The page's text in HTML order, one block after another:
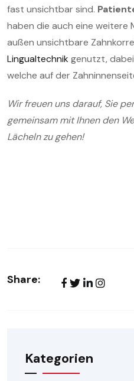
fast unsichtbar sind.
haben die auch eine weitere
außen unsichtbare
Lingualtechnikgenutzt,
welche auf der
Wir freuen uns darauf, Sie
gemeinsam mit Ihnen den
Lächeln zu gehen!
Share:
Kategorien